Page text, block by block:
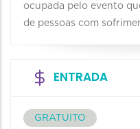
ocupada pelo evento
de pessoas com
ENTRADA
GRATUITO